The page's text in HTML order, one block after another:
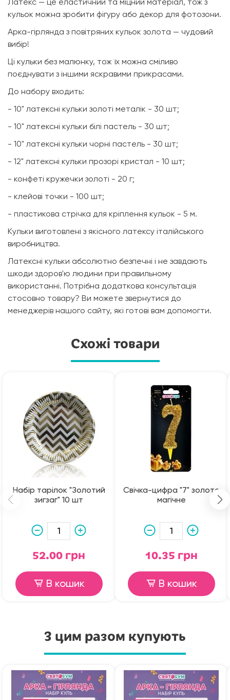
Латекс — це еластичний та міцний матеріал, тож з
кульок можна зробити фігуру або декор для фотозони.
Арка-гірлянда з повітряних кульок золота — чудовий
вибір!
Ці кульки без малюнку, тож їх можна сміливо
поєднувати з іншими яскравими прикрасами.
До набору входить:
- 10" латексні кульки золоті металік - 30 шт;
- 10" латексні кульки білі пастель - 30 шт;
- 10" латексні кульки чорні пастель - 30 шт;
- 12" латексні кульки прозорі кристал - 10 шт;
- конфеті кружечки золоті - 20 г;
- клейові точки - 100 шт;
- пластикова стрічка для кріплення кульок - 5 м.
Кульки виготовлені з якісного латексу італійського
виробництва.
Латексні кульки абсолютно безпечні і не завдають
шкоди здоров'ю людини при правильному
використанні. Потрібна додаткова консультація
стосовно товару? Ви можете звернутися до
менеджерів нашого сайту, які готові вам допомогти.
Схожі товари
Набір тарілок "Золотий
зигзаг" 10 шт
52.00 грн
В кошик
Свічка-цифра "7" золото
магічне
10.35 грн
В кошик
З цим разом купують